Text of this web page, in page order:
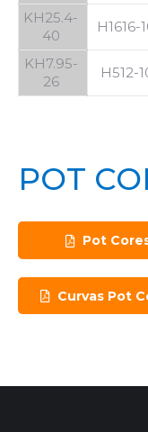
KH25.4-
40
H1616-
KH7.95-
26
H512-
POT
Pot
Curvas Pot